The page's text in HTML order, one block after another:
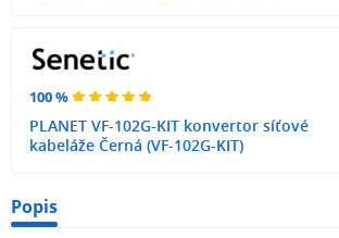
100 %
PLANET VF-102G-KIT konvertor síťové
kabeláže Černá (VF-102G-KIT)
Popis